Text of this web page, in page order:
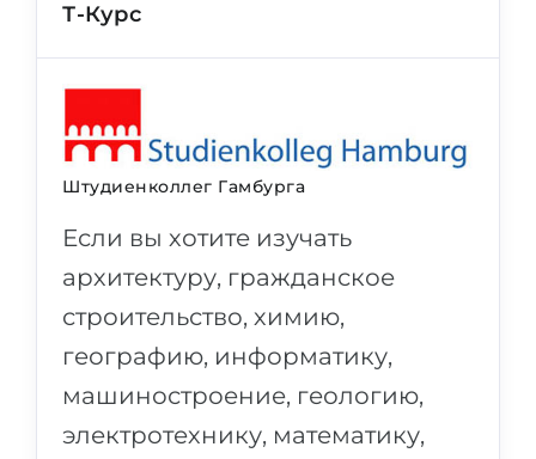
Т-Курс
Штудиенколлег Гамбурга
Если вы хотите изучать
архитектуру, гражданское
строительство, химию,
географию, информатику,
машиностроение, геологию,
электротехнику, математику,